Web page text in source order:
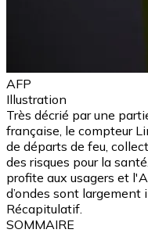
AFP
Illustration
Très décrié par une
française, le compteur
de départs de feu,
des risques pour la
profite aux usagers et
d’ondes sont largement
Récapitulatif.
SOMMAIRE